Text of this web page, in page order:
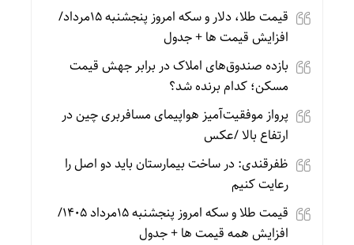
قیمت طلا، دلار و سکه امروز پنجشنبه 15مرداد/
افزایش قیمت ها + جدول
بازده صندوق‌های املاک در برابر جهش قیمت
مسکن؛ کدام برنده شد؟
پرواز موفقیت‌آمیز هواپیمای مسافربری چین در
ارتفاع بالا /عکس
ظفرقندی: در ساخت بیمارستان باید دو اصل را
رعایت کنیم
قیمت طلا و سکه امروز پنجشنبه 15مرداد 1405/
افزایش همه قیمت ها + جدول